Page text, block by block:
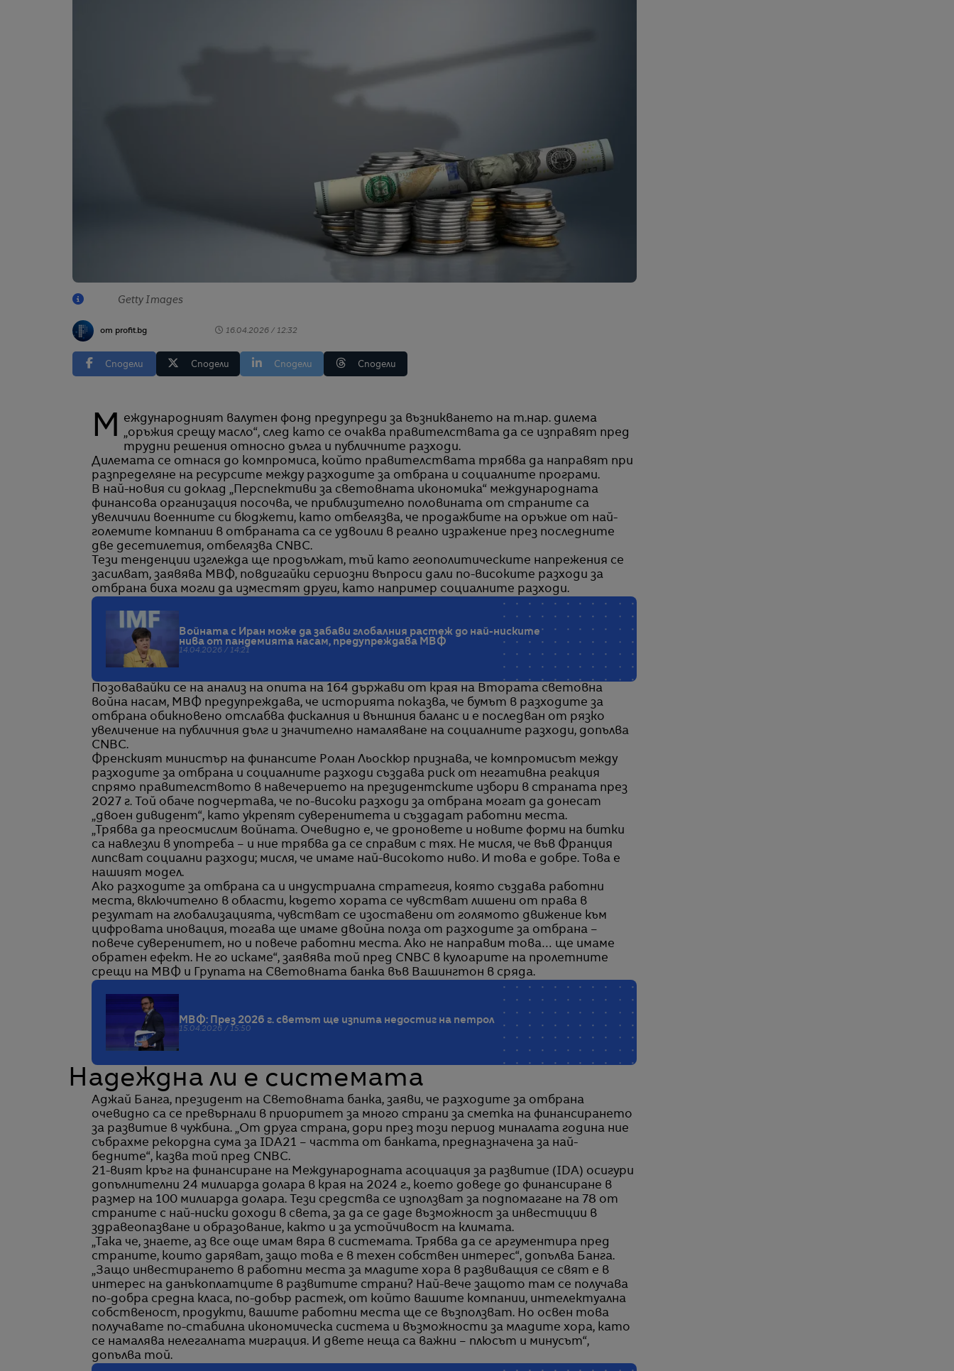
Getty Images
от profit.bg 16.04.2026 / 12:32
Сподели Сподели Сподели Сподели
Международният валутен фонд предупреди за възникването на т.нар. дилема
„оръжия срещу масло“, след като се очаква правителствата да се изправят пред
трудни решения относно дълга и публичните разходи.
Дилемата се отнася до компромиса, който правителствата трябва да направят при
разпределяне на ресурсите между разходите за отбрана и социалните програми.
В най-новия си доклад „Перспективи за световната икономика“ международната
финансова организация посочва, че приблизително половината от страните са
увеличили военните си бюджети, като отбелязва, че продажбите на оръжие от най-
големите компании в отбраната са се удвоили в реално изражение през последните
две десетилетия, отбелязва CNBC.
Тези тенденции изглежда ще продължат, тъй като геополитическите напрежения се
засилват, заявява МВФ, повдигайки сериозни въпроси дали по-високите разходи за
отбрана биха могли да изместят други, като например социалните разходи.
Войната с Иран може да забави глобалния растеж до най-ниските
нива от пандемията насам, предупреждава МВФ
14.04.2026 / 14:21
Позовавайки се на анализ на опита на 164 държави от края на Втората световна
война насам, МВФ предупреждава, че историята показва, че бумът в разходите за
отбрана обикновено отслабва фискалния и външния баланс и е последван от рязко
увеличение на публичния дълг и значително намаляване на социалните разходи, допълва
CNBC.
Френският министър на финансите Ролан Льоскюр признава, че компромисът между
разходите за отбрана и социалните разходи създава риск от негативна реакция
спрямо правителството в навечерието на президентските избори в страната през
2027 г. Той обаче подчертава, че по-високи разходи за отбрана могат да донесат
„двоен дивидент“, като укрепят суверенитета и създадат работни места.
„Трябва да преосмислим войната. Очевидно е, че дроновете и новите форми на битки
са навлезли в употреба – и ние трябва да се справим с тях. Не мисля, че във Франция
липсват социални разходи; мисля, че имаме най-високото ниво. И това е добре. Това е
нашият модел.
Ако разходите за отбрана са и индустриална стратегия, която създава работни
места, включително в области, където хората се чувстват лишени от права в
резултат на глобализацията, чувстват се изоставени от голямото движение към
цифровата иновация, тогава ще имаме двойна полза от разходите за отбрана –
повече суверенитет, но и повече работни места. Ако не направим това… ще имаме
обратен ефект. Не го искаме“, заявява той пред CNBC в кулоарите на пролетните
срещи на МВФ и Групата на Световната банка във Вашингтон в сряда.
МВФ: През 2026 г. светът ще изпита недостиг на петрол
15.04.2026 / 15:50
Надеждна ли е системата
Аджай Банга, президент на Световната банка, заяви, че разходите за отбрана
очевидно са се превърнали в приоритет за много страни за сметка на финансирането
за развитие в чужбина. „От друга страна, дори през този период миналата година ние
събрахме рекордна сума за IDA21 – частта от банката, предназначена за най-
бедните“, казва той пред CNBC.
21-вият кръг на финансиране на Международната асоциация за развитие (IDA) осигури
допълнителни 24 милиарда долара в края на 2024 г., което доведе до финансиране в
размер на 100 милиарда долара. Тези средства се използват за подпомагане на 78 от
страните с най-ниски доходи в света, за да се даде възможност за инвестиции в
здравеопазване и образование, както и за устойчивост на климата.
„Така че, знаете, аз все още имам вяра в системата. Трябва да се аргументира пред
страните, които даряват, защо това е в техен собствен интерес“, допълва Банга.
„Защо инвестирането в работни места за младите хора в развиващия се свят е в
интерес на данъкоплатците в развитите страни? Най-вече защото там се получава
по-добра средна класа, по-добър растеж, от който вашите компании, интелектуална
собственост, продукти, вашите работни места ще се възползват. Но освен това
получавате по-стабилна икономическа система и възможности за младите хора, като
се намалява нелегалната миграция. И двете неща са важни – плюсът и минусът“,
допълва той.